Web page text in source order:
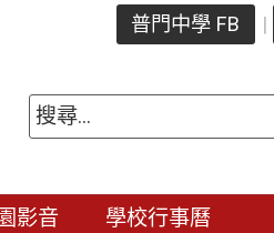
普門中學 FB
影音 學校行事曆